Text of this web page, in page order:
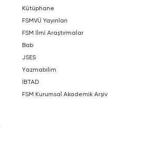
Kütüphane
FSMVÜ Yayınları
FSM İlmî Araştırmalar
bab
JSES
Yazmabilim
İBTAD
FSM Kurumsal Akademik Arşiv